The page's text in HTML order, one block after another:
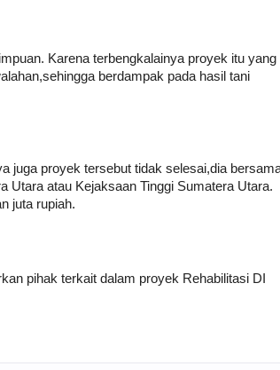
Karena terbengkalainya proyek itu yang
berdampak pada hasil tani
juga proyek tersebut tidak selesai,dia
Utara atau Kejaksaan Tinggi Sumatera Utara.
juta rupiah.
pihak terkait dalam proyek Rehabilitasi DI